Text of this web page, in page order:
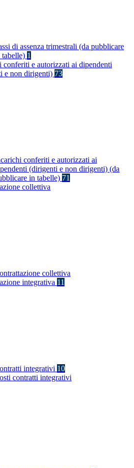
di assenza trimestrali (da pubblicare
tabelle) 1
conferiti e autorizzati ai dipendenti
e non dirigenti) 73
conferiti e autorizzati ai
(dirigenti e non dirigenti) (da
in tabelle) 71
collettiva
collettiva
integrativa 11
integrativi 10
contratti integrativi